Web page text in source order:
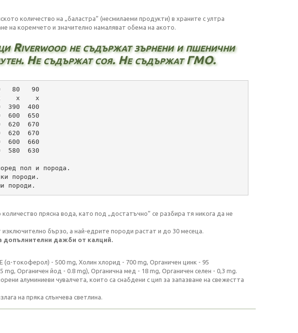
количество на „баластра” (несмилаеми продукти) в храните с ултра
на коремчето и значително намаляват обема на акото.
Riverwoodне съдържат зърнени и пшенични
Не съдържат соя. Не съдържат ГМО.
80   90
х    х
390  400
600  650
620  670
560  620  670
600  660
580  630
пол и порода.
породи.
породи.
прясна вода, като под „достатъчно” се разбира тя никога да не
бързо, а най-едрите породи растат и до 30 месеца.
допълнителни дажби от калций.
(α-токоферол) - 500 mg, Холин хлорид - 700 mg, Органичен цинк - 95
Органичен йод - 0.8 mg), Органична мед - 18 mg, Органичен селен - 0,3 mg.
алуминиеви чувалчета, които са снабдени с цип за запазване на свежестта
на пряка слънчева светлина.